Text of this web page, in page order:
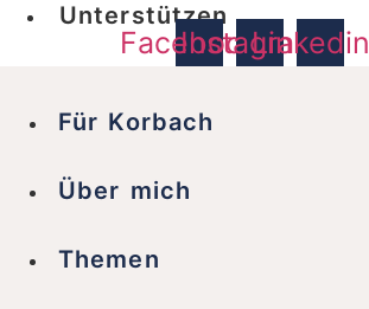
Unterstützen
Facebook
Instagram
Linkedin
Für Korbach
Über mich
Themen